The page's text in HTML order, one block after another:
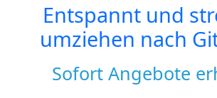
Entspannt und
umziehen nach
Sofort Angebote